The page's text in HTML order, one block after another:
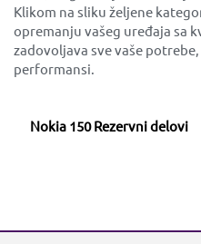
Klikom na sliku željene
opremanju vašeg uređaja sa
zadovoljava sve vaše
performansi.
Nokia 150 Rezervni delovi